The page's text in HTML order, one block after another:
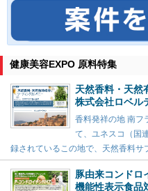
健康美容EXPO 原料特集
天然香料・天然
株式会社ロベル
香料発祥の地 南フ
て、ユネスコ（国
録されているこの地で、天然香料サ
豚由来コンドロ
機能性表示食品